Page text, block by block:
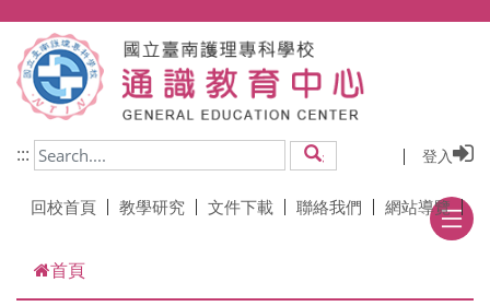
::: 搜尋 登入
回校首頁 教學研究 文件下載 聯絡我們 網站導覽
首頁